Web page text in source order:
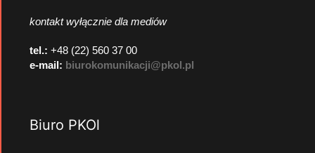
kontakt wyłącznie dla mediów
tel.: +48 (22) 560 37 00
e-mail: biurokomunikacji@pkol.pl
Biuro PKOl